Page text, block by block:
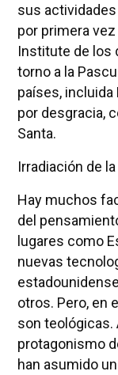
sus
por primera
Institute de los
torno a la
países, incluida
por desgracia,
Santa.
Irradiación de
Hay muchos
del
lugares como
nuevas
otros. Pero, en
son teológicas.
protagonismo
han asumido